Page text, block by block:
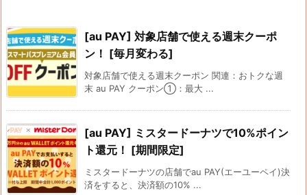
[au PAY] 対象店舗で使える週末クーポ
ン！ [毎月変わる]
対象店舗で使える週末クーポン 関連：おトクな週
末 au PAY クーポン①：最大 ...
[au PAY] ミスタードーナツで10%ポイン
ト還元！ [期間限定]
ミスタードーナツの店舗でau PAY(エーユーペイ)決
済をすると、決済額の10% ...